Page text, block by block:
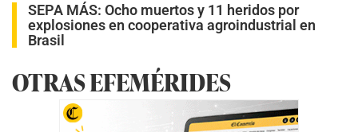
SEPA MÁS: Ocho muertos y 11 heridos por
explosiones en cooperativa agroindustrial en
Brasil
OTRAS EFEMÉRIDES